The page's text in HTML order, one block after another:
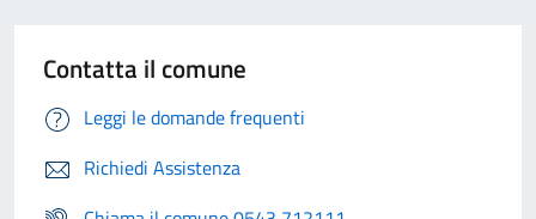
Contatta il comune
Leggi le domande frequenti
Richiedi Assistenza